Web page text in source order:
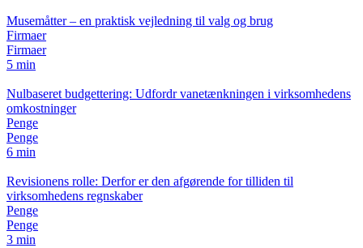
Musemåtter – en praktisk vejledning til valg og brug
Firmaer
Firmaer
5 min
Nulbaseret budgettering: Udfordr vanetænkningen i virksomhedens
omkostninger
Penge
Penge
6 min
Revisionens rolle: Derfor er den afgørende for tilliden til
virksomhedens regnskaber
Penge
Penge
3 min